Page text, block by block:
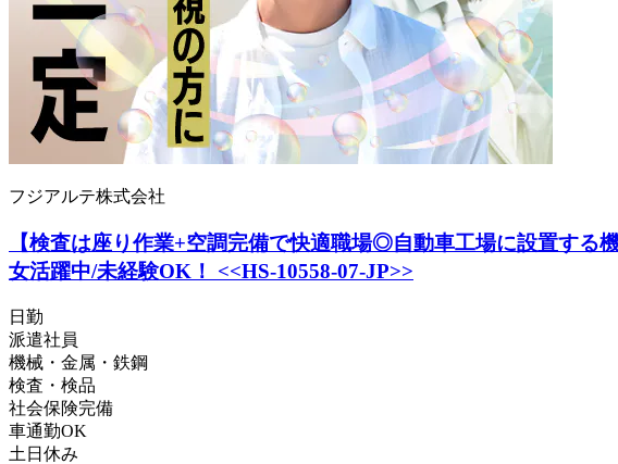
フジアルテ株式会社
【検査は座り作業+空調完備で快適職場◎自動車工場に設置する
女活躍中/未経験OK！ <<HS-10558-07-JP>>
日勤
派遣社員
機械・金属・鉄鋼
検査・検品
社会保険完備
車通勤OK
土日休み